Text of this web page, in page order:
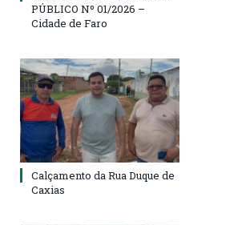
PÚBLICO Nº 01/2026 –
Cidade de Faro
Calçamento da Rua Duque de
Caxias